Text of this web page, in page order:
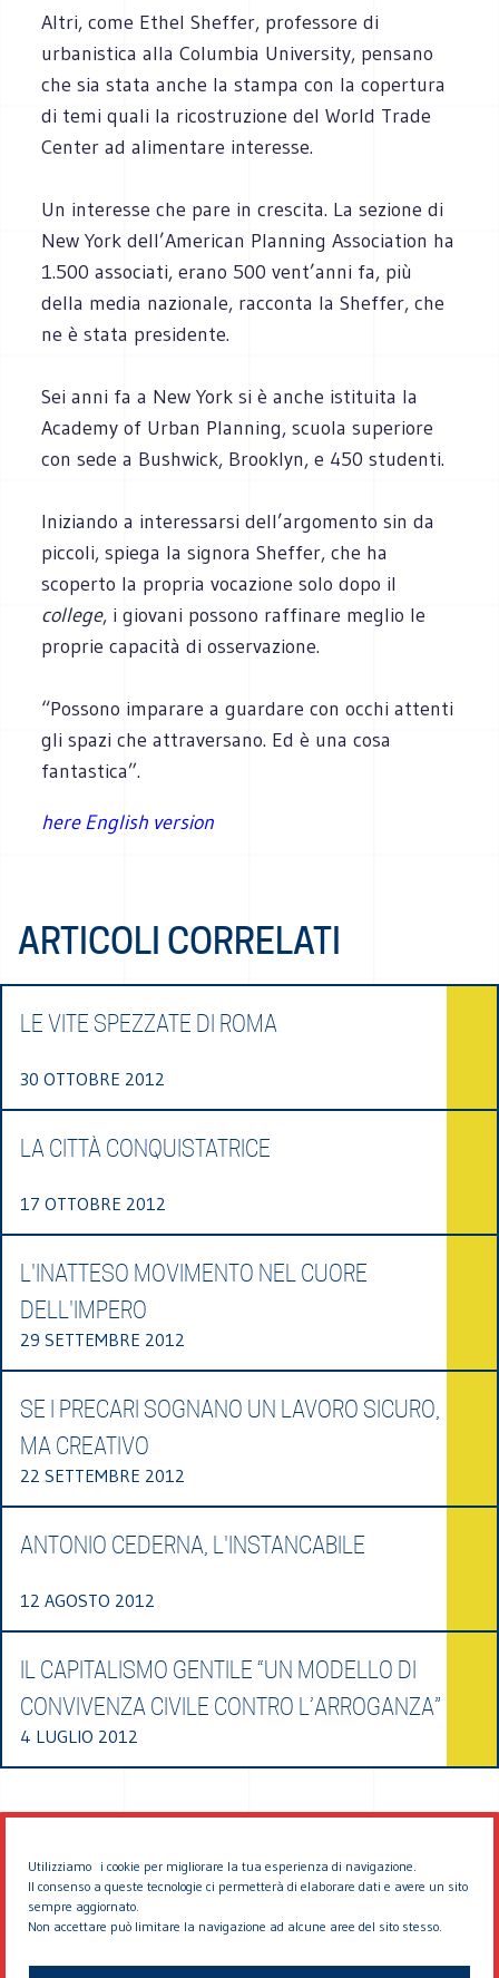
Utilizziamo i cookie per migliorare la tua esperienza di navigazione.
Il consenso a queste tecnologie ci permetterà di elaborare dati e avere un sito
sempre aggiornato.
Non accettare può limitare la navigazione ad alcune aree del sito stesso.
Altri, come Ethel Sheffer, professore di
urbanistica alla Columbia University, pensano
che sia stata anche la stampa con la copertura
di temi quali la ricostruzione del World Trade
Center ad alimentare interesse.
Un interesse che pare in crescita. La sezione di
New York dell’American Planning Association ha
1.500 associati, erano 500 vent’anni fa, più
della media nazionale, racconta la Sheffer, che
ne è stata presidente.
Sei anni fa a New York si è anche istituita la
Academy of Urban Planning, scuola superiore
con sede a Bushwick, Brooklyn, e 450 studenti.
Iniziando a interessarsi dell’argomento sin da
piccoli, spiega la signora Sheffer, che ha
scoperto la propria vocazione solo dopo il
college, i giovani possono raffinare meglio le
proprie capacità di osservazione.
“Possono imparare a guardare con occhi attenti
gli spazi che attraversano. Ed è una cosa
fantastica”.
here English version
ARTICOLI CORRELATI
LE VITE SPEZZATE DI ROMA
30 OTTOBRE 2012
LA CITTÀ CONQUISTATRICE
17 OTTOBRE 2012
L'INATTESO MOVIMENTO NEL CUORE
DELL'IMPERO
29 SETTEMBRE 2012
SE I PRECARI SOGNANO UN LAVORO SICURO,
MA CREATIVO
22 SETTEMBRE 2012
ANTONIO CEDERNA, L'INSTANCABILE
12 AGOSTO 2012
IL CAPITALISMO GENTILE “UN MODELLO DI
CONVIVENZA CIVILE CONTRO L’ARROGANZA”
4 LUGLIO 2012
© 2026 EDDYBURG